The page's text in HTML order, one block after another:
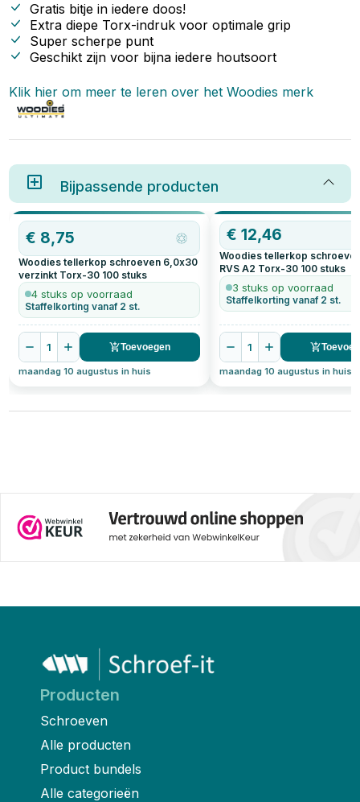
beschermen tegen roest,
slijtage en beschadiging. Dankzij
deze coating zijn Woodies
en betrouwbaarder dan veel
standaard RVS-alternatieven.
Gratis bitje in iedere doos!
Extra diepe Torx-indruk voor optimale grip
Super scherpe punt
Geschikt zijn voor bijna iedere houtsoort
Klik hier om meer te leren over hetWoodies merk
Bijpassende producten
€ 8,75
Woodies tellerkop schroeven 6,0x30
verzinkt Torx-30 100 stuks
4 stuks op voorraad
Staffelkorting vanaf 2 st.
1 Toevoegen
maandag 10 augustus in huis
€12,46
Woodies tellerkop
RVS A2 Torx-30 100 stuks
3 stuks op voorraad
Staffelkorting vanaf 2 st.
1
maandag 10 augustus in huis
Producten
Schroeven
Alle producten
Product bundels
Alle categorieën